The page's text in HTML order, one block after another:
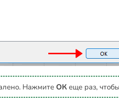
Нажмите ОКеще раз,